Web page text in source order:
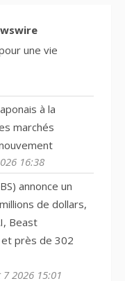
une vie
à la
marchés
16:38
annonce un
de dollars,
Beast
près de 302
7 2026 15:01